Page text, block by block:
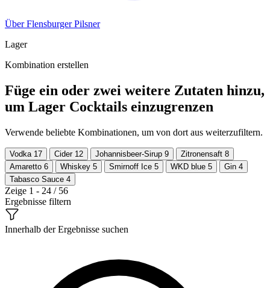
Über Flensburger Pilsner
Lager
Kombination erstellen
Füge ein oder zwei weitere Zutaten hinzu,
um Lager Cocktails einzugrenzen
Verwende beliebte Kombinationen, um von dort aus weiterzufiltern.
Vodka 17 Cider 12 Johannisbeer-Sirup 9 Zitronensaft 8
Amaretto 6 Whiskey 5 Smirnoff Ice 5 WKD blue 5 Gin 4
Tabasco Sauce 4
Zeige 1 - 24 / 56
Ergebnisse filtern
Innerhalb der Ergebnisse suchen